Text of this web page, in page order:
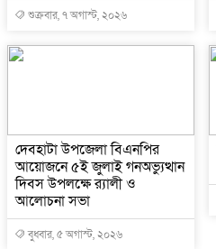
শুক্রবার, ৭ অগাস্ট, ২০২৬
দেবহাটা উপজেলা বিএনপির
আয়োজনে ৫ই জুলাই গনঅভ্যুত্থান
দিবস উপলক্ষে র‍্যালী ও
আলোচনা সভা
বুধবার, ৫ অগাস্ট, ২০২৬